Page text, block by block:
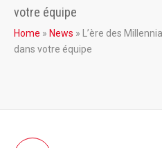
votre équipe
Home » News » L’ère des
dans votre équipe